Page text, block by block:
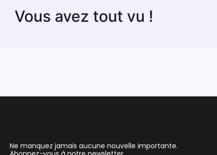
Vous avez tout vu !
Ne manquez jamais aucune nouvelle importante.